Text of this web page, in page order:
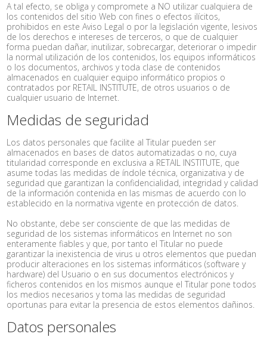
A tal efecto, se obliga y compromete a NO utilizar cualquiera de
los contenidos del sitio Web con fines o efectos ilícitos,
prohibidos en este Aviso Legal o por la legislación vigente, lesivos
de los derechos e intereses de terceros, o que de cualquier
forma puedan dañar, inutilizar, sobrecargar, deteriorar o impedir
la normal utilización de los contenidos, los equipos informáticos
o los documentos, archivos y toda clase de contenidos
almacenados en cualquier equipo informático propios o
contratados por RETAIL INSTITUTE, de otros usuarios o de
cualquier usuario de Internet.
Medidas de seguridad
Los datos personales que facilite al Titular pueden ser
almacenados en bases de datos automatizadas o no, cuya
titularidad corresponde en exclusiva a RETAIL INSTITUTE, que
asume todas las medidas de índole técnica, organizativa y de
seguridad que garantizan la confidencialidad, integridad y calidad
de la información contenida en las mismas de acuerdo con lo
establecido en la normativa vigente en protección de datos.
No obstante, debe ser consciente de que las medidas de
seguridad de los sistemas informáticos en Internet no son
enteramente fiables y que, por tanto el Titular no puede
garantizar la inexistencia de virus u otros elementos que puedan
producir alteraciones en los sistemas informáticos (software y
hardware) del Usuario o en sus documentos electrónicos y
ficheros contenidos en los mismos aunque el Titular pone todos
los medios necesarios y toma las medidas de seguridad
oportunas para evitar la presencia de estos elementos dañinos.
Datos personales